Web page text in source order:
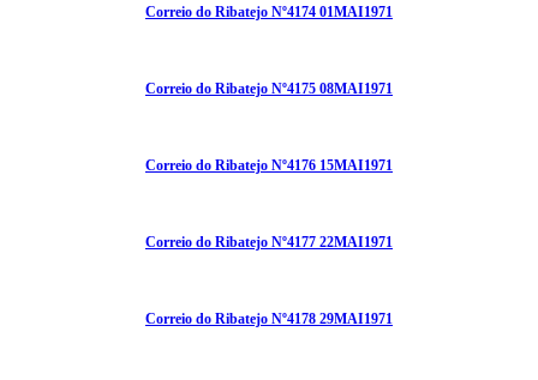
Correio do Ribatejo Nº4174 01MAI1971
Correio do Ribatejo Nº4175 08MAI1971
Correio do Ribatejo Nº4176 15MAI1971
Correio do Ribatejo Nº4177 22MAI1971
Correio do Ribatejo Nº4178 29MAI1971